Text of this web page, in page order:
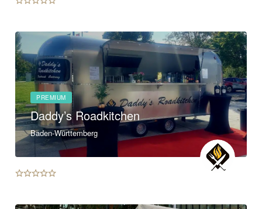
PREMIUM
Daddy’s Roadkitchen
Baden-Württemberg